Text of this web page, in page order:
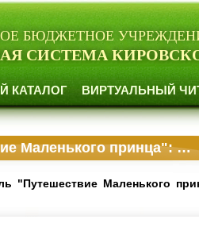
БЮДЖЕТНОЕ
СИСТЕМА
КАТАЛОГ ВИРТУАЛЬНЫЙ
принца": "Маленький принц"
"Путешествие Маленького